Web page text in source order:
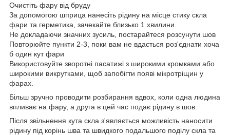
Очистіть фару від бруду
За допомогою шприца нанесіть рідину на місце стику скла
фари та герметика, зачекайте близько 1 хвилини.
Не докладаючи значних зусиль, постарайтеся розсунути шов
Повторюйте пункти 2-3, поки вам не вдасться роз'єднати хоча
б один кут фари
Використовуйте зворотні пасатижі з широкими кромками або
широкими викрутками, щоб запобігти появі мікротріщин у
фарах.
Більш зручно проводити розбирання вдвох, коли одна людина
впливає на фару, а друга в цей час подає рідину в шов.
Після звільнення кута скла з'являється можливість наносити
рідину під корінь шва та швидкого подальшого поділу скла та